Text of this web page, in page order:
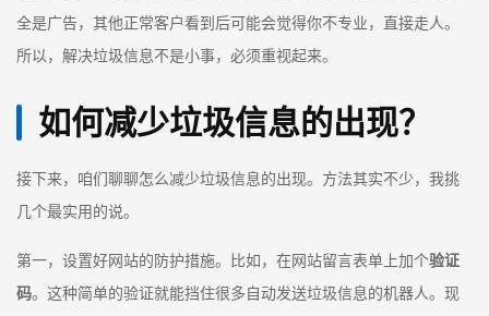
全是广告，其他正常客户看到后可能会觉得你不专业，直接走人。
所以，解决垃圾信息不是小事，必须重视起来。
如何减少垃圾信息的出现？
接下来，咱们聊聊怎么减少垃圾信息的出现。方法其实不少，我挑
几个最实用的说。
第一，设置好网站的防护措施。比如，在网站留言表单上加个验证
码。这种简单的验证就能挡住很多自动发送垃圾信息的机器人。现